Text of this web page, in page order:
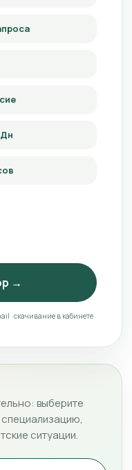
→
· скачивание в кабинете
выберите
ситуации.